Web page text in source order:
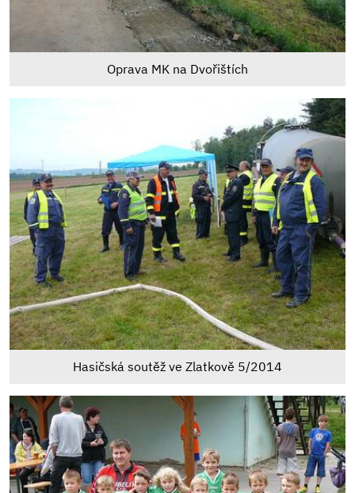
Oprava MK na Dvořištích
Hasičská soutěž ve Zlatkově 5/2014